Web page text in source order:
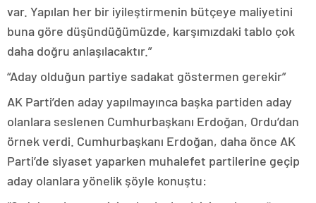
var. Yapılan her bir iyileştirmenin bütçeye maliyetini
buna göre düşündüğümüzde, karşımızdaki tablo çok
daha doğru anlaşılacaktır.”
“Aday olduğun partiye sadakat göstermen gerekir”
AK Parti’den aday yapılmayınca başka partiden aday
olanlara seslenen Cumhurbaşkanı Erdoğan, Ordu’dan
örnek verdi. Cumhurbaşkanı Erdoğan, daha önce AK
Parti’de siyaset yaparken muhalefet partilerine geçip
aday olanlara yönelik şöyle konuştu: